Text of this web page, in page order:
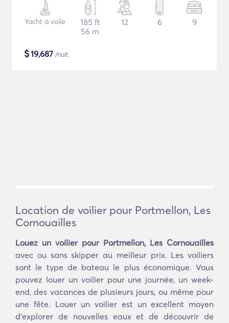
Yacht à voile
185 ft
56 m
12 6 9
$19,687 /nuit
Location de voilier pour Portmellon, Les
Cornouailles
Louez un voilier pour Portmellon, Les Cornouailles
avec ou sans skipper au meilleur prix. Les voiliers
sont le type de bateau le plus économique. Vous
pouvez louer un voilier pour une journée, un week-
end, des vacances de plusieurs jours, ou même pour
une fête. Louer un voilier est un excellent moyen
d'explorer de nouvelles eaux et de découvrir de